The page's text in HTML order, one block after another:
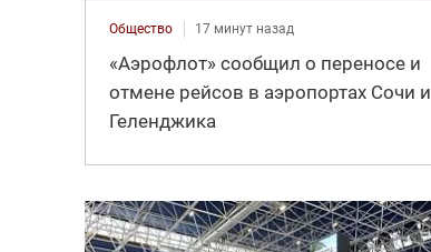
Общество 17 минут назад
«Аэрофлот» сообщил о переносе и
отмене рейсов в аэропортах Сочи и
Геленджика